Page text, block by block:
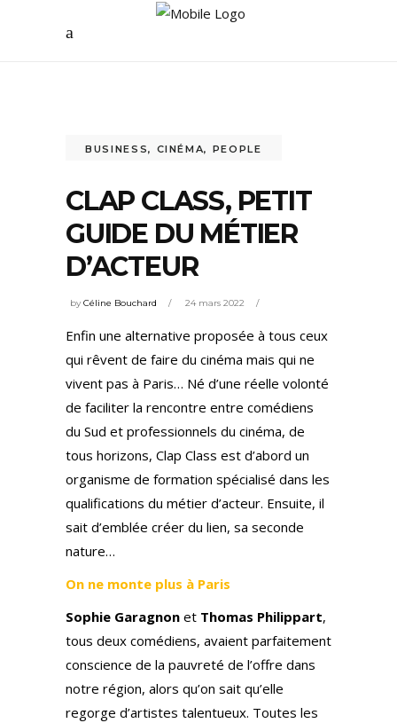
BUSINESS, CINÉMA, PEOPLE
CLAP CLASS, PETIT
GUIDE DU MÉTIER
D’ACTEUR
byCéline Bouchard 24 mars 2022
Enfin une alternative proposée à tous ceux
qui rêvent de faire du cinéma mais qui ne
vivent pas à Paris… Né d’une réelle volonté
de faciliter la rencontre entre comédiens
du Sud et professionnels du cinéma, de
tous horizons, Clap Class est d’abord un
organisme de formation spécialisé dans les
qualifications du métier d’acteur. Ensuite, il
sait d’emblée créer du lien, sa seconde
nature…
On ne monte plus à Paris
Sophie Garagnon et Thomas Philippart,
tous deux comédiens, avaient parfaitement
conscience de la pauvreté de l’offre dans
notre région, alors qu’on sait qu’elle
regorge d’artistes talentueux. Toutes les